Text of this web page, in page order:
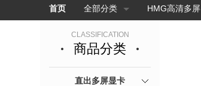
首页 全部分类 HMG高清多屏
CLASSIFICATION
商品分类
直出多屏显卡